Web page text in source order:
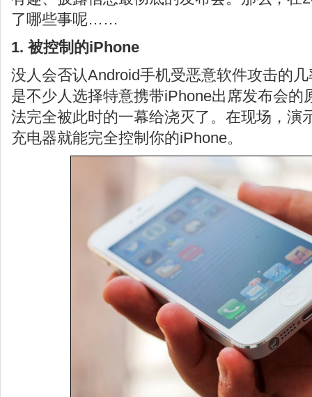
了哪些事呢……
1. 被控制的iPhone
没人会否认Android手机受恶意软件攻击的
是不少人选择特意携带iPhone出席发布会的
法完全被此时的一幕给浇灭了。在现场，演
充电器就能完全控制你的iPhone。